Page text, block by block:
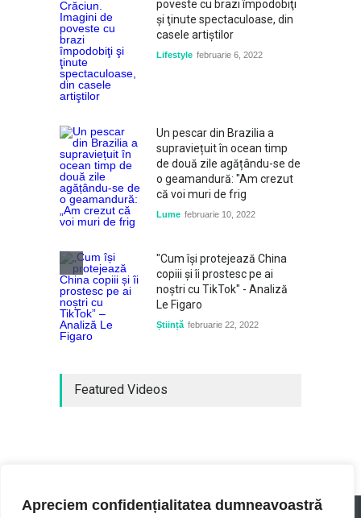
Apreciem confidențialitatea dumneavoastră
poveste cu brazi împodobiţi
şi ţinute spectaculoase, din
casele artiştilor
Lifestyle februarie 6, 2022
Un pescar din Brazilia a
supraviețuit în ocean timp
de două zile agățându-se de
o geamandură: "Am crezut
că voi muri de frig
Lume februarie 10, 2022
"Cum își protejează China
copiii și îi prostesc pe ai
noștri cu TikTok" - Analiză
Le Figaro
Știință februarie 22, 2022
Featured Videos